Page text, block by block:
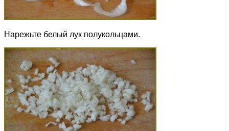
Нарежьте белый лук полукольцами.